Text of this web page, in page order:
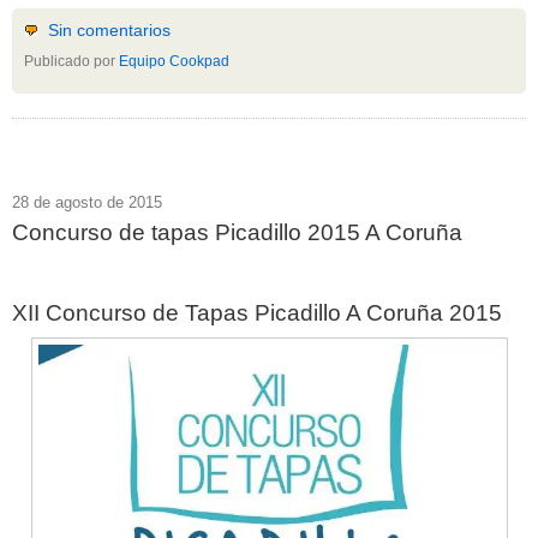
Sin comentarios
Publicado por Equipo Cookpad
28 de agosto de 2015
Concurso de tapas Picadillo 2015 A Coruña
XII Concurso de Tapas Picadillo A Coruña 2015